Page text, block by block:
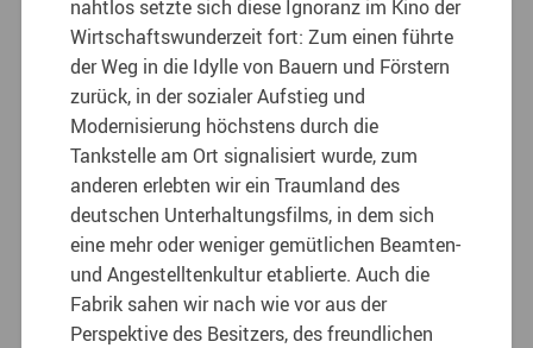
nahtlos setzte sich diese Ignoranz im Kino der
Wirtschaftswunderzeit fort: Zum einen führte
der Weg in die Idylle von Bauern und Förstern
zurück, in der sozialer Aufstieg und
Modernisierung höchstens durch die
Tankstelle am Ort signalisiert wurde, zum
anderen erlebten wir ein Traumland des
deutschen Unterhaltungsfilms, in dem sich
eine mehr oder weniger gemütlichen Beamten-
und Angestelltenkultur etablierte. Auch die
Fabrik sahen wir nach wie vor aus der
Perspektive des Besitzers, des freundlichen